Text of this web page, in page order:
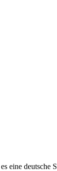
eine deutsche